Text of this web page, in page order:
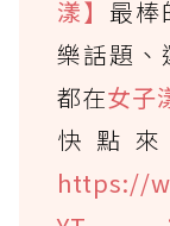
漾】 最棒
樂話題、
都在女子
快點
https://